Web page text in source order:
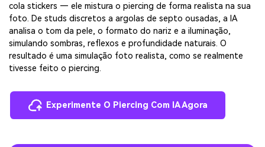
cola stickers — ele mistura o piercing de forma realista na sua
foto. De studs discretos a argolas de septo ousadas, a IA
analisa o tom da pele, o formato do nariz e a iluminação,
simulando sombras, reflexos e profundidade naturais. O
resultado é uma simulação foto realista, como se realmente
tivesse feito o piercing.
Experimente O Piercing Com IA Agora